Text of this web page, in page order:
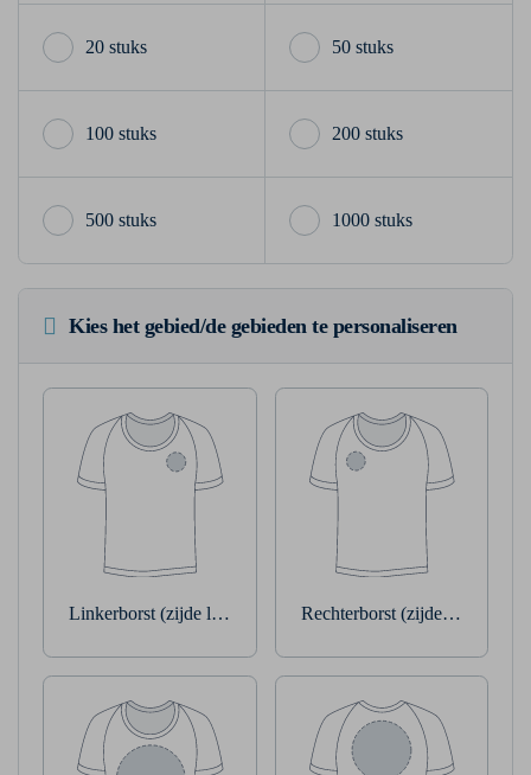
20 stuks 50 stuks
100 stuks 200 stuks
500 stuks 1000 stuks
Kies het gebied/de gebieden te personaliseren
Linkerborst (zijde linkerarm) Rechterborst (zijde